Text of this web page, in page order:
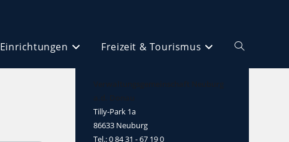
Einrichtungen Freizeit & Tourismus
Tilly-Park 1a
86633 Neuburg
Tel.: 0 84 31 - 67 19 0